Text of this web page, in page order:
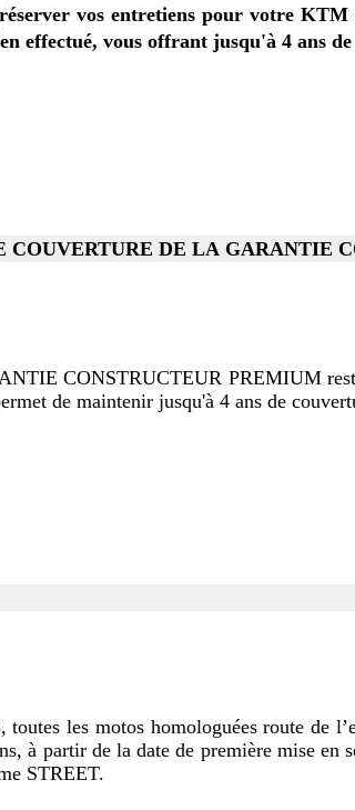
vos entretiens pour votre
effectué, vous offrant jusqu'à 4 ans
COUVERTURE DE LA GARANTIE
CONSTRUCTEUR PREMIUM
de maintenir jusqu'à 4 ans de
les motos homologuées route de
à partir de la date de première mise
STREET.